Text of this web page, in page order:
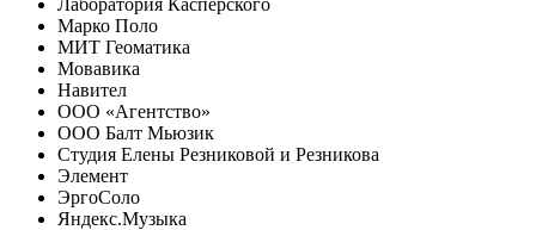
Марко Поло
МИТ Геоматика
Мовавика
Навител
ООО «Агентство»
ООО Балт Мьюзик
Студия Елены Резниковой и Резникова
Элемент
ЭргоСоло
Яндекс.Музыка